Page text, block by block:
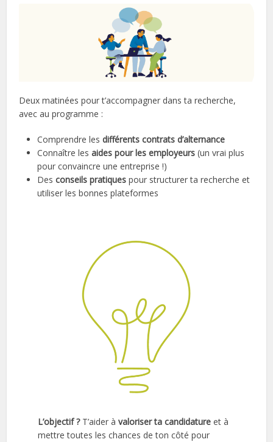
Deux matinées pour t’accompagner dans ta recherche,
avec au programme :
Comprendre lesdifférents contrats d’alternance
Connaître lesaides pour les employeurs (un vrai plus
pour convaincre une entreprise !)
Desconseils pratiques pour structurer ta recherche et
utiliser les bonnes plateformes
L’objectif ?T’aider àvaloriser ta candidature et à
mettre toutes les chances de ton côté pour